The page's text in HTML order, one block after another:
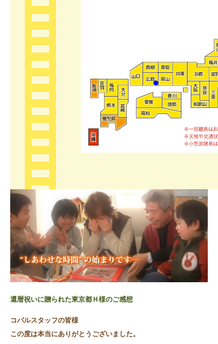
還暦祝いに贈られた東京都Ｈ様のご感想
コパルスタッフの皆様
この度は本当にありがとうございました。